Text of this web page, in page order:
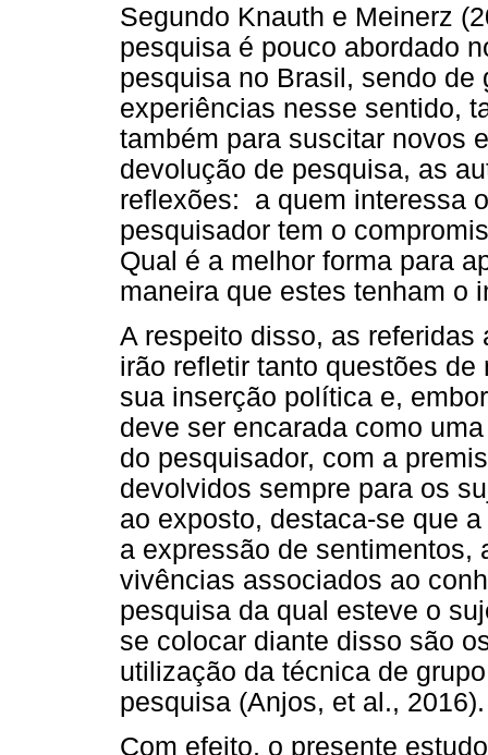
Segundo Knauth e Meinerz
pesquisa é pouco abordado
pesquisa no Brasil, sendo
experiências nesse sentido,
também para suscitar novos
devolução de pesquisa, as
reflexões: a quem interessa
pesquisador tem o
Qual é a melhor forma para
maneira que estes tenham o
A respeito disso, as
irão refletir tanto questões
sua inserção política e,
deve ser encarada como
do pesquisador, com a
devolvidos sempre para os
ao exposto, destaca-se que
a expressão de sentimentos,
vivências associados ao
pesquisa da qual esteve o
se colocar diante disso são
utilização da técnica de
pesquisa (Anjos, et al., 2016).
Com efeito, o presente